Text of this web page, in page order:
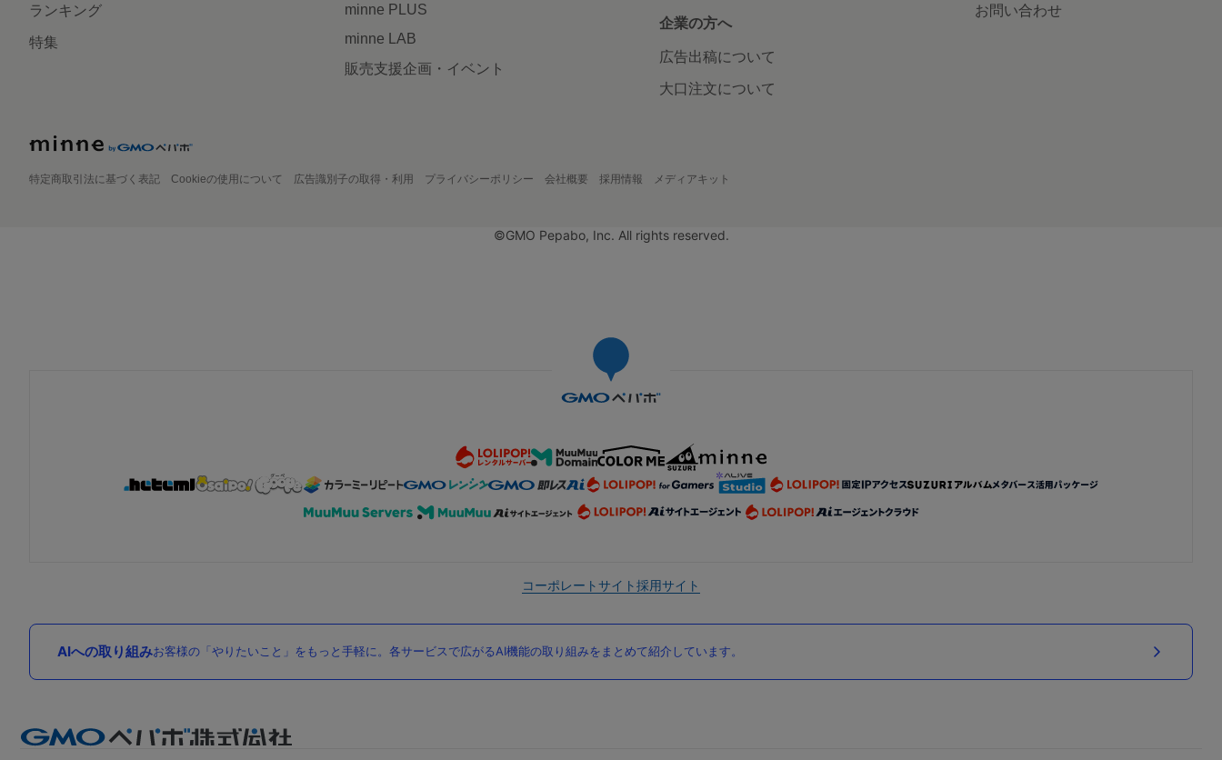
ランキング
特集
minne PLUS
minne LAB
販売支援企画・イベント
企業の方へ
広告出稿について
大口注文について
お問い合わせ
特定商取引法に基づく表記 Cookieの使用について 広告識別子の取得・利用 プライバシーポリシー 会社概要 採用情報 メディアキット
©GMO Pepabo, Inc. All rights reserved.
コーポレートサイト採用サイト
AIへの取り組みお客様の「やりたいこと」をもっと手軽に。各サービスで広がるAI機能の取り組みをまとめて紹介しています。